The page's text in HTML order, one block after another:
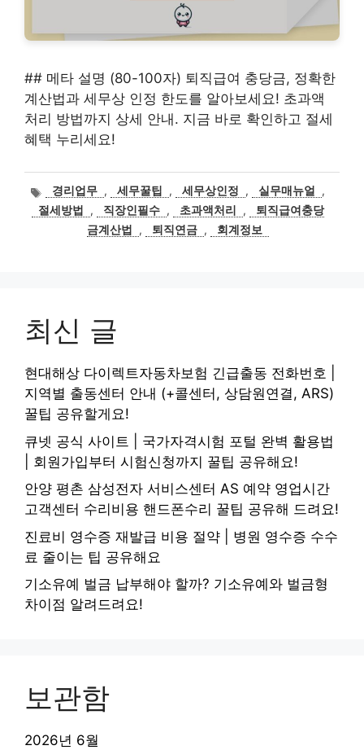
## 메타 설명 (80-100자) 퇴직급여 충당금, 정확한
계산법과 세무상 인정 한도를 알아보세요! 초과액
처리 방법까지 상세 안내. 지금 바로 확인하고 절세
혜택 누리세요!
태
그
경리업무 , 세무꿀팁 , 세무상인정 , 실무매뉴얼
,
절세방법
, 직장인필수 , 초과액처리 ,
퇴직급여충당
금계산법
, 퇴직연금 , 회계정보
최신 글
현대해상 다이렉트자동차보험 긴급출동 전화번호 |
지역별 출동센터 안내 (+콜센터, 상담원연결, ARS)
꿀팁 공유할게요!
큐넷 공식 사이트 | 국가자격시험 포털 완벽 활용법
| 회원가입부터 시험신청까지 꿀팁 공유해요!
안양 평촌 삼성전자 서비스센터 AS 예약 영업시간
고객센터 수리비용 핸드폰수리 꿀팁 공유해 드려요!
진료비 영수증 재발급 비용 절약 | 병원 영수증 수수
료 줄이는 팁 공유해요
기소유예 벌금 납부해야 할까? 기소유예와 벌금형
차이점 알려드려요!
보관함
2026년 6월